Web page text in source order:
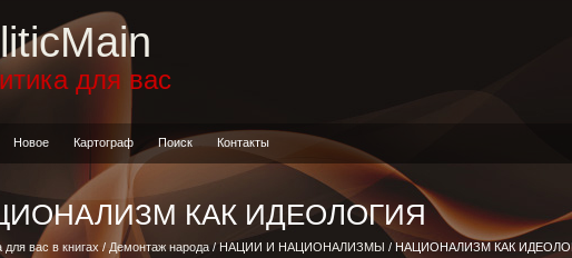
для вас
Новое Картограф Поиск Контакты
КАК ИДЕОЛОГИЯ
для вас в книгах / Демонтаж народа/НАЦИИ И НАЦИОНАЛИЗМЫ / НАЦИОНАЛИЗМ КАК